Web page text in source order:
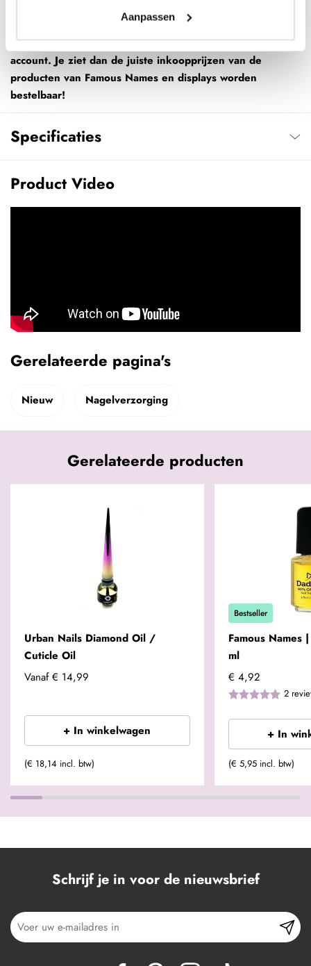
Aanpassen
account aan mét kvk nr, breng ons hiervan op de hoogte
en je account wordt omgezet naar een professionals-
account. Je ziet dan de juiste inkoopprijzen van de
producten van Famous Names en displays worden
bestelbaar!
Specificaties
Product Video
Gerelateerde pagina's
Nieuw Nagelverzorging
Gerelateerde producten
Urban Nails Diamond Oil /
Cuticle Oil
Vanaf € 14,99
+ In winkelwagen
(€ 18,14 incl. btw)
Bestseller
Famous Names
ml
€ 4,92
2
+ In
(€ 5,95 incl. btw)
Schrijf je in voor de nieuwsbrief